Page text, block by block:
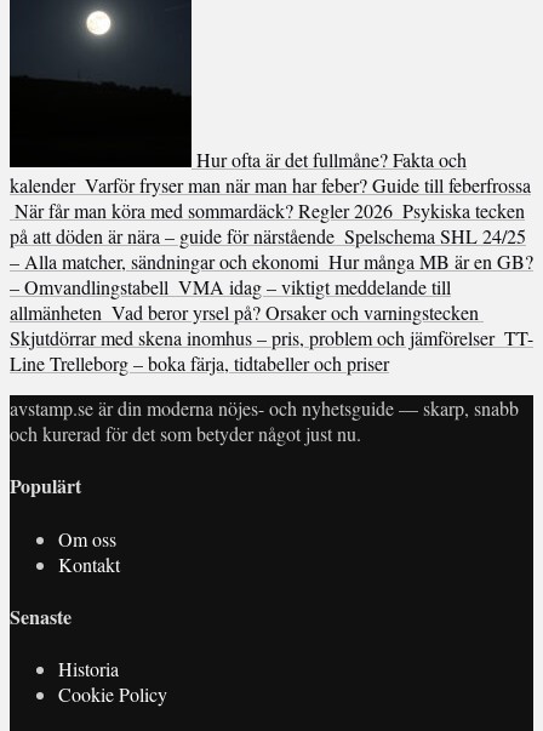
Hur ofta är det fullmåne? Fakta och
kalender Varför fryser man när man har feber? Guide till feberfrossa
När får man köra med sommardäck? Regler 2026 Psykiska tecken
på att döden är nära – guide för närstående Spelschema SHL 24/25
– Alla matcher, sändningar och ekonomi Hur många MB är en GB?
– Omvandlingstabell VMA idag – viktigt meddelande till
allmänheten Vad beror yrsel på? Orsaker och varningstecken
Skjutdörrar med skena inomhus – pris, problem och jämförelser TT-
Line Trelleborg – boka färja, tidtabeller och priser
avstamp.se är din moderna nöjes- och nyhetsguide — skarp, snabb
och kurerad för det som betyder något just nu.
Populärt
Om oss
Kontakt
Senaste
Historia
Cookie Policy